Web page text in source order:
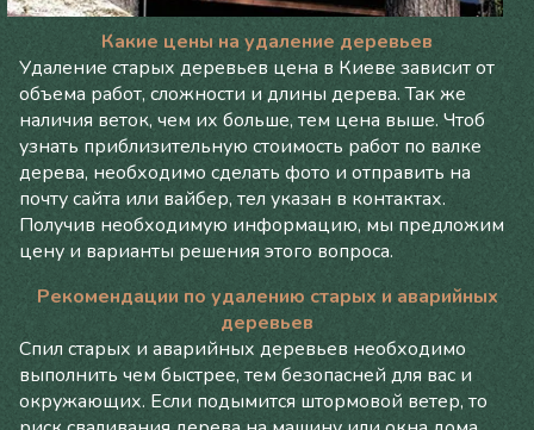
Какие цены на удаление деревьев
Удаление старых деревьев цена в Киеве зависит от
объема работ, сложности и длины дерева. Так же
наличия веток, чем их больше, тем цена выше. Чтоб
узнать приблизительную стоимость работ по валке
дерева, необходимо сделать фото и отправить на
почту сайта или вайбер, тел указан в контактах.
Получив необходимую информацию, мы предложим
цену и варианты решения этого вопроса.
Рекомендации по удалению старых и аварийных
деревьев
Спил старых и аварийных деревьев необходимо
выполнить чем быстрее, тем безопасней для вас и
окружающих. Если подымится штормовой ветер, то